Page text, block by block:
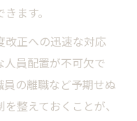
ます。
改正への迅速な対応
人員配置が不可欠で
員の離職など予期せぬ
整えておくことが、